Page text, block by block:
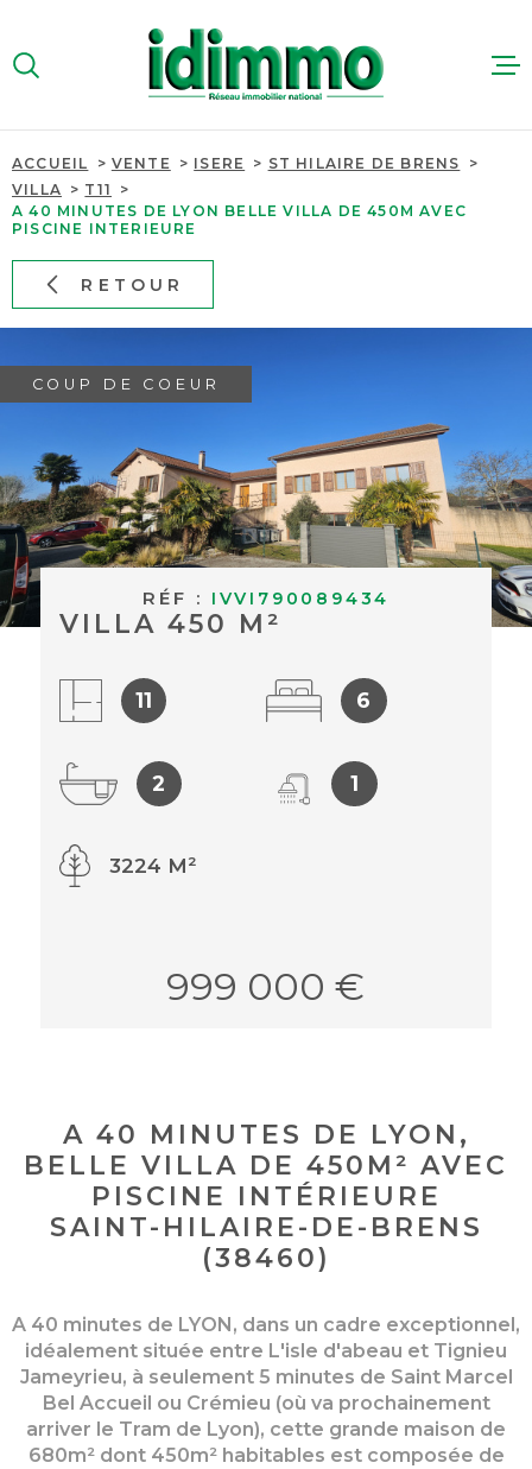
la
menu
contenu
ACHETER
QUI
NOUS
ACHETER À
ACCUEIL VENTE ISERE
ST HILAIRE DE BRENS
VILLA
T11
A 40 MINUTES DE LYON BELLE VILLA DE 450M AVEC
PISCINE INTERIEURE
RETOUR
COUP DE COEUR
RÉF : IVVI790089434
VILLA 450 M²
11 6
2 1
3224 M²
999 000 €
A 40 MINUTES DE LYON,
BELLE VILLA DE 450M² AVEC
PISCINE INTÉRIEURE
SAINT-HILAIRE-DE-BRENS
(38460)
A 40 minutes de LYON, dans un cadre exceptionnel,
idéalement située entre L'isle d'abeau et Tignieu
Jameyrieu, à seulement 5 minutes de Saint Marcel
Bel Accueil ou Crémieu (où va prochainement
arriver le Tram de Lyon), cette grande maison de
680m² dont 450m² habitables est composée de
VOTRE
RECHERCHE
TYPE
BIEN
PAYS
VILLE
VILLE
Budget
BUDGET
Surface
SURFACE
Pièces
PIÈCES
RECHERCHER